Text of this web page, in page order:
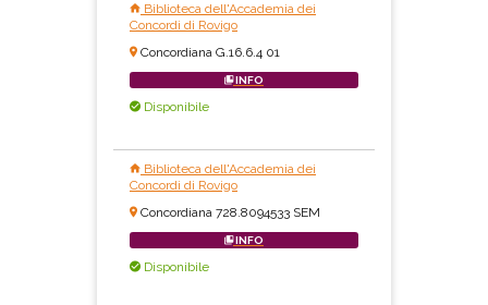
Biblioteca dell'Accademia dei
Concordi di Rovigo
Concordiana G.16.6.4 01
INFO
Disponibile
Biblioteca dell'Accademia dei
Concordi di Rovigo
Concordiana 728.8094533 SEM
INFO
Disponibile